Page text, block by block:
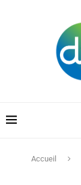
Accueil